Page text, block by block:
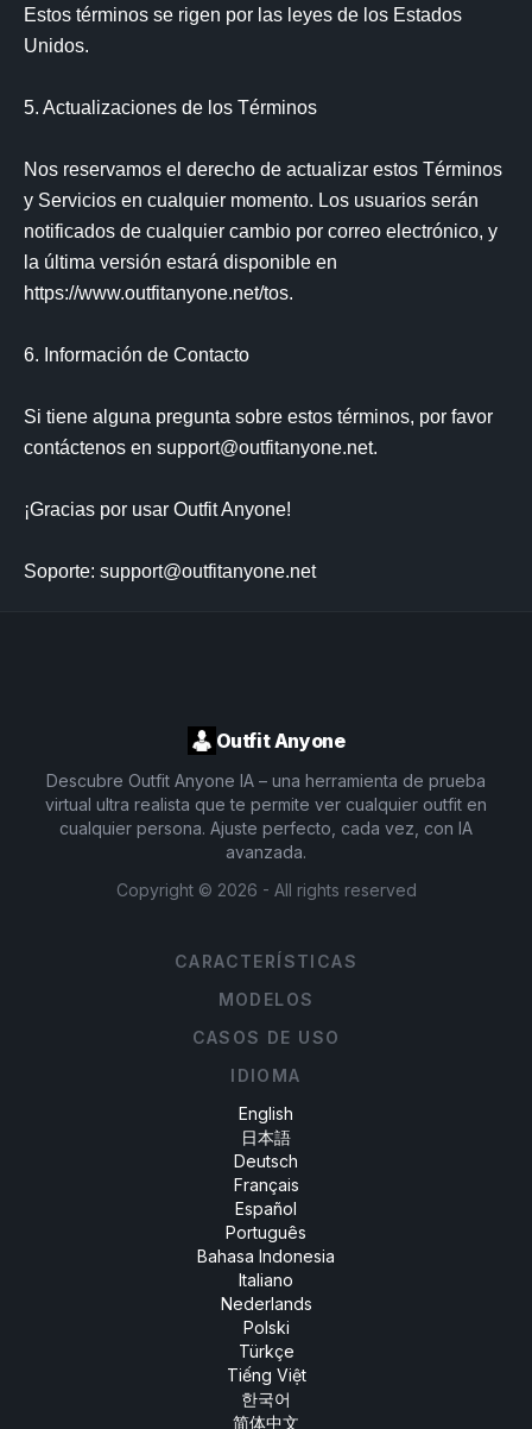
Estos términos se rigen por las leyes de los Estados
Unidos.
5. Actualizaciones de los Términos
Nos reservamos el derecho de actualizar estos Términos
y Servicios en cualquier momento. Los usuarios serán
notificados de cualquier cambio por correo electrónico, y
la última versión estará disponible en
https://www.outfitanyone.net/tos.
6. Información de Contacto
Si tiene alguna pregunta sobre estos términos, por favor
contáctenos en support@outfitanyone.net.
¡Gracias por usar Outfit Anyone!
Soporte: support@outfitanyone.net
Outfit Anyone
Descubre Outfit Anyone IA – una herramienta de prueba
virtual ultra realista que te permite ver cualquier outfit en
cualquier persona. Ajuste perfecto, cada vez, con IA
avanzada.
Copyright © 2026 - All rights reserved
CARACTERÍSTICAS
MODELOS
CASOS DE USO
IDIOMA
English
日本語
Deutsch
Français
Español
Português
Bahasa Indonesia
Italiano
Nederlands
Polski
Türkçe
Tiếng Việt
한국어
简体中文